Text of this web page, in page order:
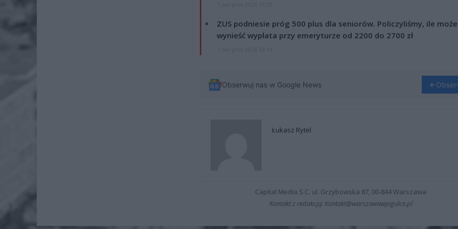
ZUS podniesie próg 500 plus dla seniorów. Policzyliśmy, ile może
wynieść wypłata przy emeryturze od 2200 do 2700 zł
Obserwuj nas w Google News
Łukasz Rytel
Capital Media S.C. ul. Grzybowska 87, 00-844 Warszawa
Kontakt z redakcją: Kontakt@warszawawpigulce.pl